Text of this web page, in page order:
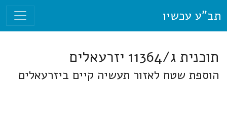
תב"ע עכשיו
תוכנית ג/11364 יזרעאלים
הוספת שטח לאזור תעשיה קיים ביזרעאלים